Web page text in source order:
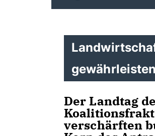
Der Landtag
verschärften